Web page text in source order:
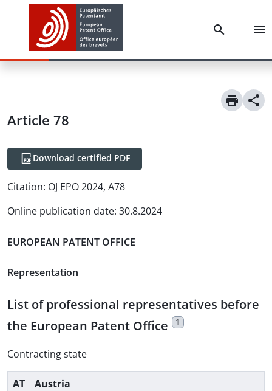
Article 78
Download certified PDF
Citation: OJ EPO 2024, A78
Online publication date: 30.8.2024
EUROPEAN PATENT OFFICE
Representation
List of professional representatives before
the European Patent Office
1
Contracting state
AT
Austria